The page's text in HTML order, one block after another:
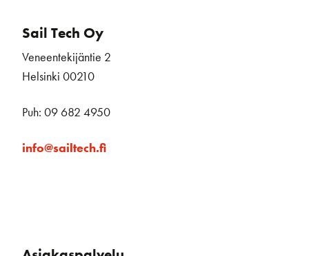
Sail Tech Oy
Veneentekijäntie 2
Helsinki 00210
Puh: 09 682 4950
info@sailtech.fi